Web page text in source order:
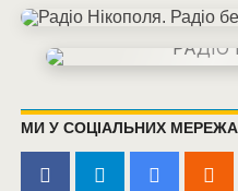
МИ У СОЦІАЛЬНИХ